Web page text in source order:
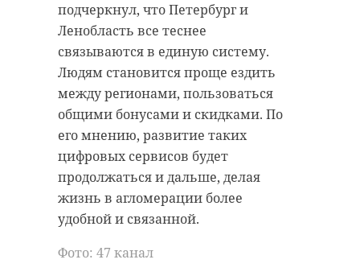
подчеркнул, что Петербург и
Ленобласть все теснее
связываются в единую систему.
Людям становится проще ездить
между регионами, пользоваться
общими бонусами и скидками. По
его мнению, развитие таких
цифровых сервисов будет
продолжаться и дальше, делая
жизнь в агломерации более
удобной и связанной.
Фото: 47 канал